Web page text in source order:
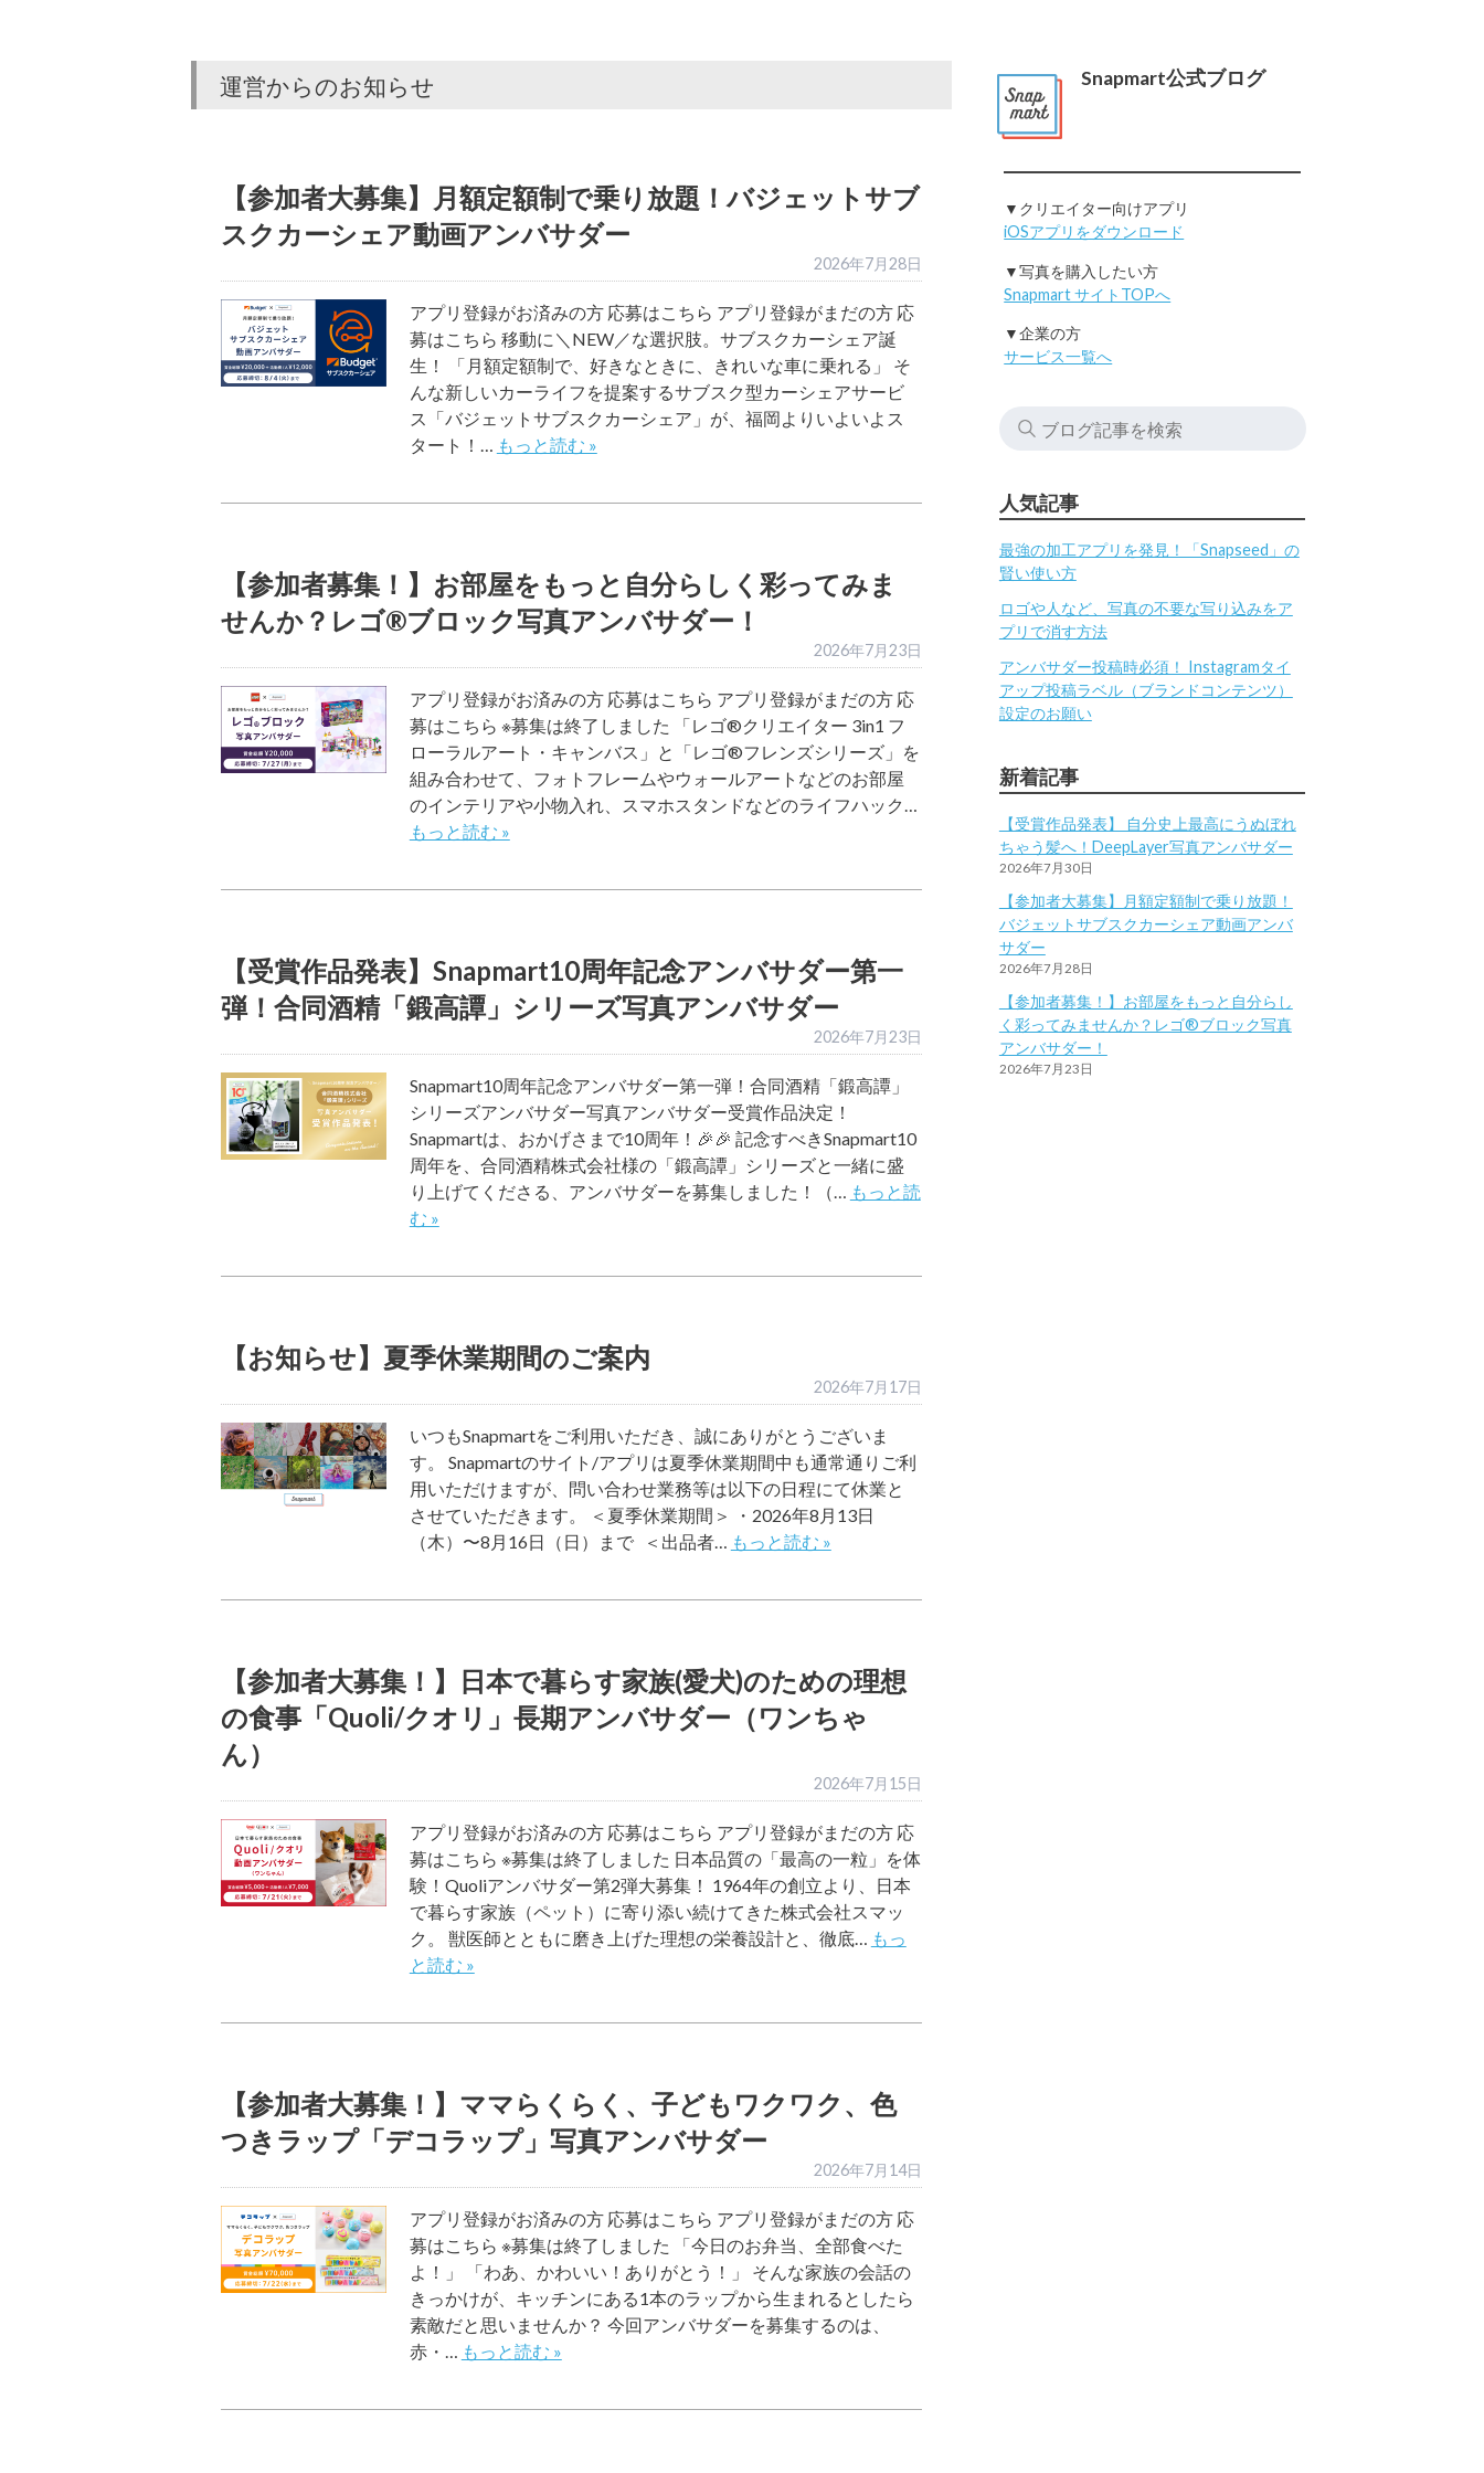
運営からのお知らせ
【参加者大募集】月額定額制で乗り放題！バジェットサブ
スクカーシェア動画アンバサダー
2026年7月28日
アプリ登録がお済みの方 応募はこちら アプリ登録がまだの方 応
募はこちら 移動に＼NEW／な選択肢。サブスクカーシェア誕
生！ 「月額定額制で、好きなときに、きれいな車に乗れる」 そ
んな新しいカーライフを提案するサブスク型カーシェアサービ
ス「バジェットサブスクカーシェア」が、福岡よりいよいよス
タート！… もっと読む »
【参加者募集！】お部屋をもっと自分らしく彩ってみま
せんか？レゴ®ブロック写真アンバサダー！
2026年7月23日
アプリ登録がお済みの方 応募はこちら アプリ登録がまだの方 応
募はこちら ※募集は終了しました 「レゴ®クリエイター 3in1 フ
ローラルアート・キャンバス」と「レゴ®フレンズシリーズ」を
組み合わせて、フォトフレームやウォールアートなどのお部屋
のインテリアや小物入れ、スマホスタンドなどのライフハック…
もっと読む »
【受賞作品発表】Snapmart10周年記念アンバサダー第一
弾！合同酒精「鍛高譚」シリーズ写真アンバサダー
2026年7月23日
Snapmart10周年記念アンバサダー第一弾！合同酒精「鍛高譚」
シリーズアンバサダー写真アンバサダー受賞作品決定！
Snapmartは、おかげさまで10周年！🎉🎉 記念すべきSnapmart10
周年を、合同酒精株式会社様の「鍛高譚」シリーズと一緒に盛
り上げてくださる、アンバサダーを募集しました！（… もっと読
む »
【お知らせ】夏季休業期間のご案内
2026年7月17日
いつもSnapmartをご利用いただき、誠にありがとうございま
す。 Snapmartのサイト/アプリは夏季休業期間中も通常通りご利
用いただけますが、問い合わせ業務等は以下の日程にて休業と
させていただきます。 ＜夏季休業期間＞ ・2026年8月13日
（木）〜8月16日（日）まで ＜出品者… もっと読む »
【参加者大募集！】日本で暮らす家族(愛犬)のための理想
の食事「Quoli/クオリ」長期アンバサダー（ワンちゃ
ん）
2026年7月15日
アプリ登録がお済みの方 応募はこちら アプリ登録がまだの方 応
募はこちら ※募集は終了しました 日本品質の「最高の一粒」を体
験！Quoliアンバサダー第2弾大募集！ 1964年の創立より、日本
で暮らす家族（ペット）に寄り添い続けてきた株式会社スマッ
ク。 獣医師とともに磨き上げた理想の栄養設計と、徹底… もっ
と読む »
【参加者大募集！】ママらくらく、子どもワクワク、色
つきラップ「デコラップ」写真アンバサダー
2026年7月14日
アプリ登録がお済みの方 応募はこちら アプリ登録がまだの方 応
募はこちら ※募集は終了しました 「今日のお弁当、全部食べた
よ！」 「わあ、かわいい！ありがとう！」 そんな家族の会話の
きっかけが、キッチンにある1本のラップから生まれるとしたら
素敵だと思いませんか？ 今回アンバサダーを募集するのは、
赤・… もっと読む »
Snapmart公式ブログ
▼クリエイター向けアプリ
iOSアプリをダウンロード
▼写真を購入したい方
Snapmart サイトTOPへ
▼企業の方
サービス一覧へ
人気記事
最強の加工アプリを発見！「Snapseed」の
賢い使い方
ロゴや人など、写真の不要な写り込みをア
プリで消す方法
アンバサダー投稿時必須！ Instagramタイ
アップ投稿ラベル（ブランドコンテンツ）
設定のお願い
新着記事
【受賞作品発表】 自分史上最高にうぬぼれ
ちゃう髪へ！DeepLayer写真アンバサダー
2026年7月30日
【参加者大募集】月額定額制で乗り放題！
バジェットサブスクカーシェア動画アンバ
サダー
2026年7月28日
【参加者募集！】お部屋をもっと自分らし
く彩ってみませんか？レゴ®ブロック写真
アンバサダー！
2026年7月23日